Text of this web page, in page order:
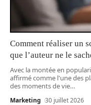
Comment réaliser un
que l’auteur ne le
Avec la montée en
affirmé comme l'une des
des moments de vie…
Marketing 30 juillet 2026